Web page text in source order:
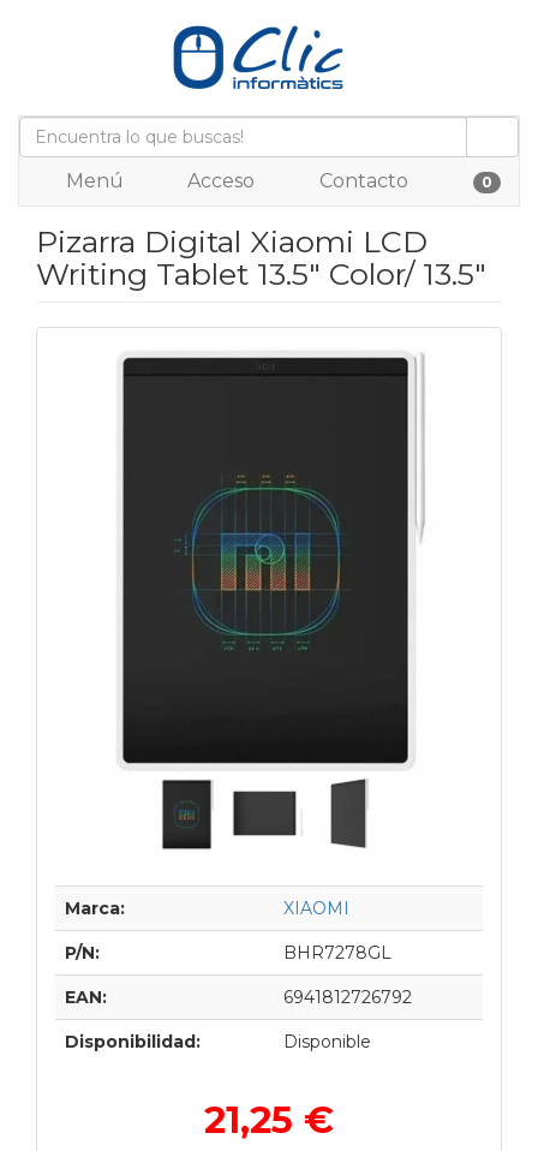
Menú Acceso Contacto 0
Pizarra Digital Xiaomi LCD
Writing Tablet 13.5" Color/ 13.5"
Marca: XIAOMI
P/N: BHR7278GL
EAN: 6941812726792
Disponibilidad: Disponible
21,25 €